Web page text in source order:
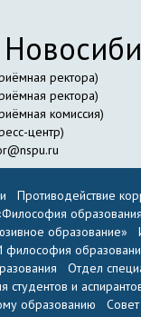
ректора)
ректора)
комиссия)
центр)
Противодействие
образование»
философия
Отдел
студентов и
образованию